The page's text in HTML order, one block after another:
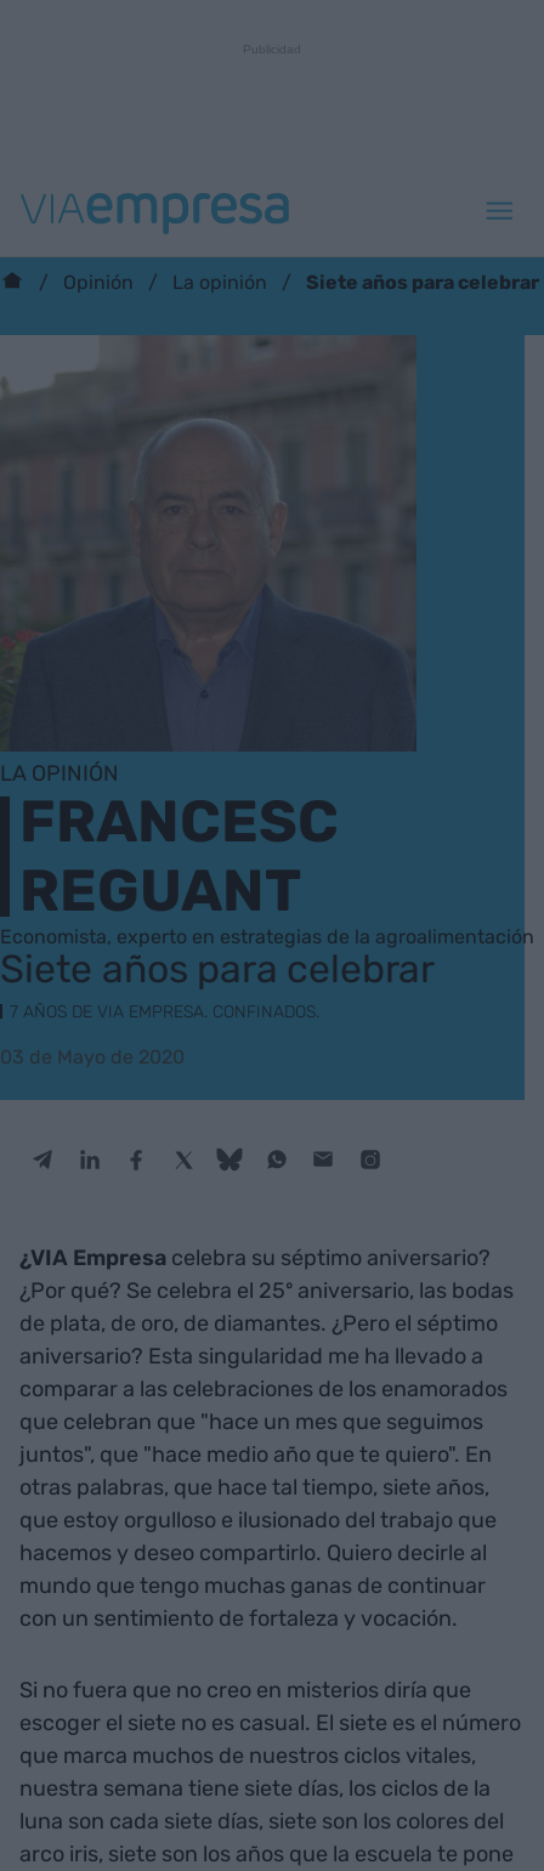
Opinión La opinión Siete años para celebrar
LA OPINIÓN
FRANCESC
REGUANT
Economista, experto en estrategias de la agroalimentación
Siete años para celebrar
7 AÑOS DE VIA EMPRESA. CONFINADOS.
03 de Mayo de 2020
¿VIA Empresa celebra su séptimo aniversario?
¿Por qué? Se celebra el 25º aniversario, las bodas
de plata, de oro, de diamantes. ¿Pero el séptimo
aniversario? Esta singularidad me ha llevado a
comparar a las celebraciones de los enamorados
que celebran que "hace un mes que seguimos
juntos", que "hace medio año que te quiero". En
otras palabras, que hace tal tiempo, siete años,
que estoy orgulloso e ilusionado del trabajo que
hacemos y deseo compartirlo. Quiero decirle al
mundo que tengo muchas ganas de continuar
con un sentimiento de fortaleza y vocación.
Si no fuera que no creo en misterios diría que
escoger el siete no es casual. El siete es el número
que marca muchos de nuestros ciclos vitales,
nuestra semana tiene siete días, los ciclos de la
luna son cada siete días, siete son los colores del
arco iris, siete son los años que la escuela te pone